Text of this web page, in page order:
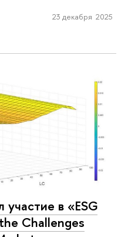
23 декабря 2025
в «ESG
Challenges